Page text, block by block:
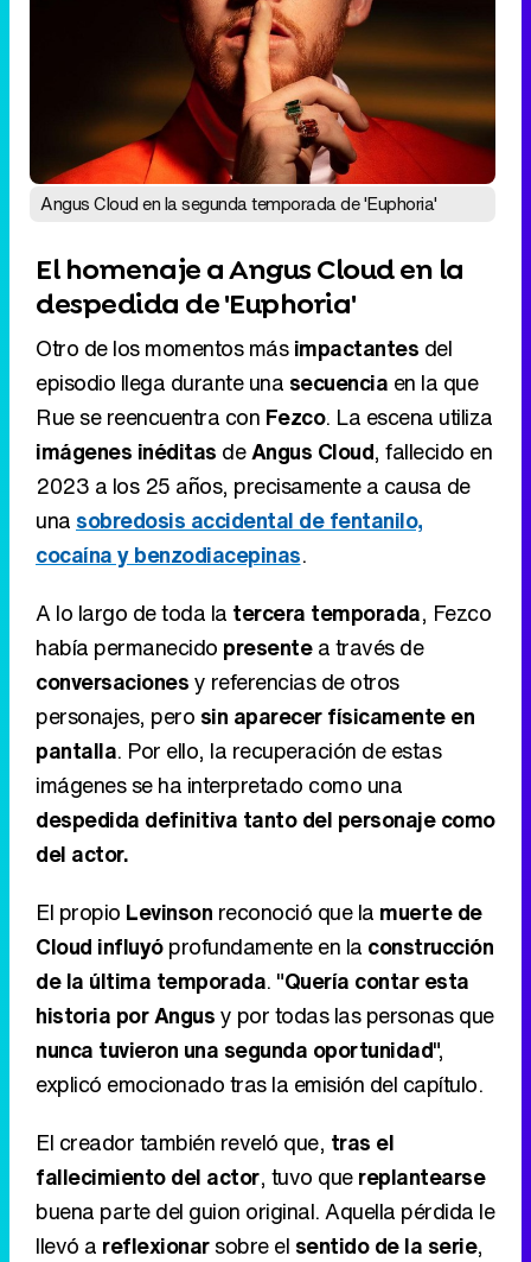
Angus Cloud en la segunda temporada de 'Euphoria'
El homenaje a Angus Cloud en la
despedida de 'Euphoria'
Otro de los momentos másimpactantes del
episodio llega durante una secuencia en la que
Rue se reencuentra con Fezco. La escena utiliza
imágenes inéditas deAngus Cloud, fallecido en
2023 a los 25 años, precisamente a causa de
una sobredosis accidental de fentanilo,
cocaína y benzodiacepinas.
A lo largo de toda la tercera temporada, Fezco
había permanecido presentea través de
conversacionesy referencias de otros
personajes, pero sin aparecer físicamente en
pantalla. Por ello, la recuperación de estas
imágenes se ha interpretado como una
despedida definitiva tanto del personaje como
del actor.
El propio Levinson reconoció que la muerte de
Cloud influyóprofundamente en la construcción
de la última temporada. "Quería contar esta
historia por Angusy por todas las personas que
nunca tuvieron una segunda oportunidad",
explicó emocionado tras la emisión del capítulo.
El creador también reveló que, tras el
fallecimiento del actor, tuvo quereplantearse
buena parte del guion original. Aquella pérdida le
llevó a reflexionarsobre el sentido de la serie,